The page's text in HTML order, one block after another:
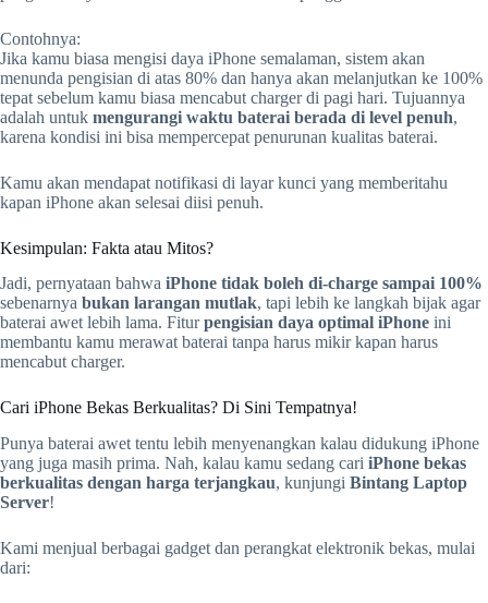
Contohnya:
Jika kamu biasa mengisi daya iPhone semalaman, sistem akan
menunda pengisian di atas 80% dan hanya akan melanjutkan ke 100%
tepat sebelum kamu biasa mencabut charger di pagi hari. Tujuannya
adalah untuk mengurangi waktu baterai berada di level penuh,
karena kondisi ini bisa mempercepat penurunan kualitas baterai.
Kamu akan mendapat notifikasi di layar kunci yang memberitahu
kapan iPhone akan selesai diisi penuh.
Kesimpulan: Fakta atau Mitos?
Jadi, pernyataan bahwa iPhone tidak boleh di-charge sampai 100%
sebenarnya bukan larangan mutlak, tapi lebih ke langkah bijak agar
baterai awet lebih lama. Fiturpengisian daya optimal iPhone ini
membantu kamu merawat baterai tanpa harus mikir kapan harus
mencabut charger.
Cari iPhone Bekas Berkualitas? Di Sini Tempatnya!
Punya baterai awet tentu lebih menyenangkan kalau didukung iPhone
yang juga masih prima. Nah, kalau kamu sedang cari iPhone bekas
berkualitas dengan harga terjangkau, kunjungi Bintang Laptop
Server!
Kami menjual berbagai gadget dan perangkat elektronik bekas, mulai
dari: